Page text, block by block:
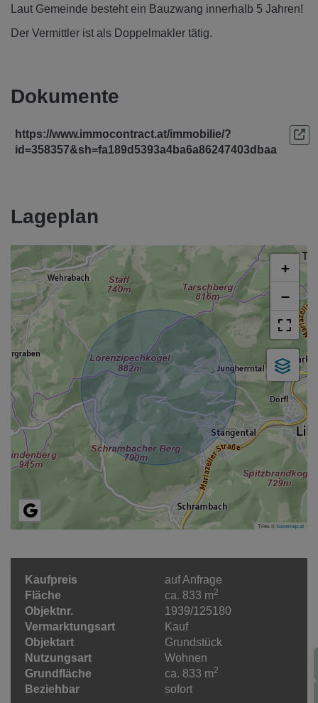
Laut Gemeinde besteht ein Bauzwang innerhalb 5 Jahren!
Der Vermittler ist als Doppelmakler tätig.
Dokumente
https://www.immocontract.at/immobilie/?
id=358357&sh=fa189d5393a4ba6a86247403dbaa
Lageplan
+
−
Tiles ©basemap.at
Kaufpreis
auf Anfrage
Fläche
ca. 833 m2
Objektnr.
1939/125180
Vermarktungsart
Kauf
Objektart
Grundstück
Nutzungsart
Wohnen
Grundfläche
ca. 833 m2
Beziehbar sofort